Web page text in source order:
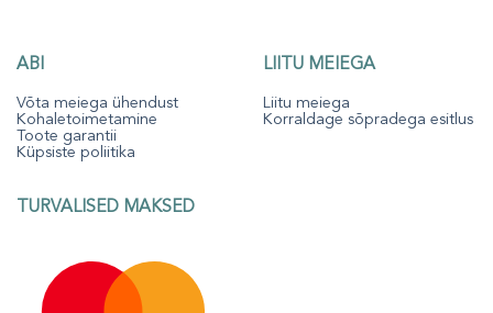
ABI
Võta meiega ühendust
Kohaletoimetamine
Toote garantii
Küpsiste poliitika
LIITU MEIEGA
Liitu meiega
Korraldage sõpradega esitlus
TURVALISED MAKSED